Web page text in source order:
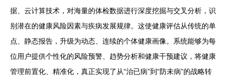
据、云计算技术，对海量的体检数据进行深度挖掘与交叉分析，识
别潜在的健康风险因素与疾病发展规律。这使健康评估从传统的单
点、静态报告，升级为动态、连续的个体健康画像。系统能够为每
位用户提供个性化的风险预警、趋势分析和健康干预建议，将健康
管理前置化、精准化，真正实现了从“治已病”到“防未病”的战略转